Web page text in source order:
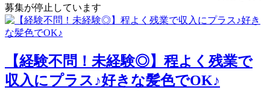
募集が停止しています
【経験不問！未経験◎】程よく残業で
収入にプラス♪好きな髪色でOK♪